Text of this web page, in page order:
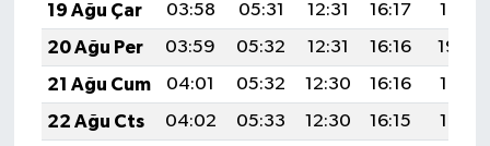
19 Ağu Çar
03:58 05:31 12:31 16:17
19:21
20 Ağu Per
03:59 05:32 12:31 16:16
19:20
21 Ağu Cum
04:01 05:32 12:30 16:16
19:18
22 Ağu Cts
04:02 05:33 12:30 16:15
19:17